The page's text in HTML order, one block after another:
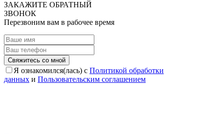
ЗАКАЖИТЕ ОБРАТНЫЙ
ЗВОНОК
Перезвоним вам в рабочее время
Свяжитесь со мной
Я ознакомился(лась) с Политикой обработки
данных и Пользовательским соглашением